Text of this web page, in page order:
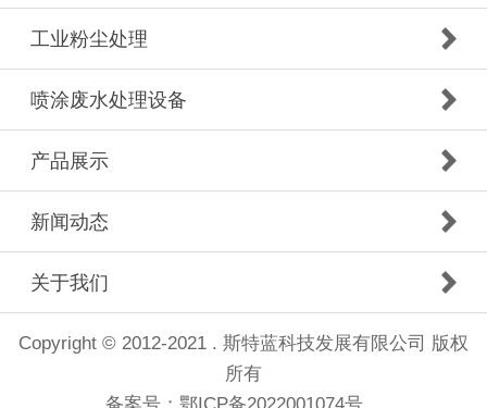
工业粉尘处理
喷涂废水处理设备
产品展示
新闻动态
关于我们
Copyright © 2012-2021 . 斯特蓝科技发展有限公司 版权
所有